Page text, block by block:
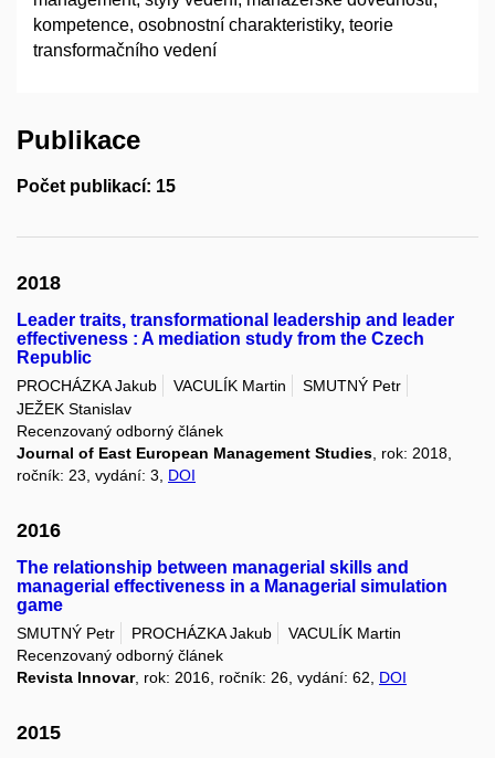
kompetence, osobnostní charakteristiky, teorie
transformačního vedení
Publikace
Počet publikací: 15
2018
Leader traits, transformational leadership and leader
effectiveness : A mediation study from the Czech
Republic
PROCHÁZKA Jakub VACULÍK Martin
SMUTNÝ Petr
JEŽEK Stanislav
Recenzovaný odborný článek
Journal of East European Management Studies , rok: 2018,
ročník: 23, vydání: 3, DOI
2016
The relationship between managerial skills and
managerial effectiveness in a Managerial simulation
game
SMUTNÝ Petr PROCHÁZKA Jakub
VACULÍK Martin
Recenzovaný odborný článek
Revista Innovar, rok: 2016, ročník: 26, vydání: 62, DOI
2015